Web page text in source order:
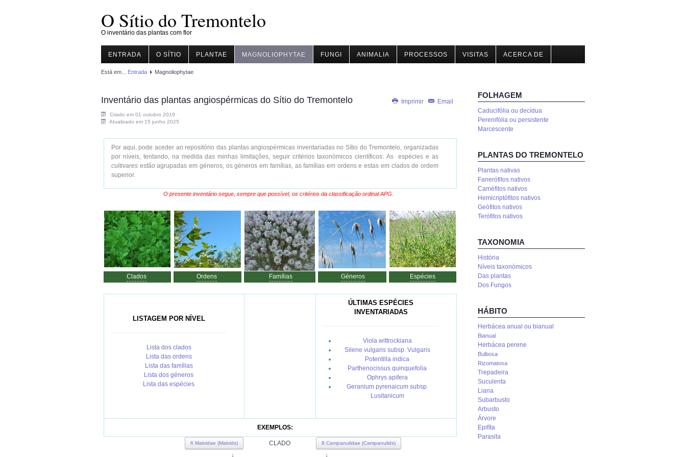
O Sítio do Tremontelo
O inventário das plantas com flor
ENTRADA O SÍTIO PLANTAE MAGNOLIOPHYTAE FUNGI ANIMALIA PROCESSOS VISITAS ACERCA DE
Está em... Entrada Magnoliophytae
Imprimir Email
Inventário das plantas angiospérmicas do Sítio do Tremontelo
Criado em 01 outubro 2019
Atualizado em 15 junho 2025
Por aqui, pode aceder ao repositório das plantas angiospérmicas inventariadas no Sítio do Tremontelo, organizadas
por níveis, tentando, na medida das minhas limitações, seguir critérios taxonómicos científicos: As espécies e as
cultivares estão agrupadas em géneros, os géneros em famílias, as famílias em ordens e estas em clados de ordem
superior.
O presente inventário segue, sempre que possível, os critérios da classificação ordinal APG
Clados Ordens Famílias Géneros Espécies
LISTAGEM POR NÍVEL
Lista dos clados
Lista das ordens
Lista das famílias
Lista dos géneros
Lista das espécies
ÚLTIMAS ESPÉCIES
INVENTARIADAS
Viola wittrockiana
Silene vulgaris subsp. Vulgaris
Potentilla indica
Parthenocissus quinquefolia
Ophrys apifera
Geranium pyrenaicum subsp.
Lusitanicum
EXEMPLOS:
6 Malvidae (Malvids) CLADO 8 Campanulidae (Campanulids)
↓ ↓
FOLHAGEM
Caducifólia ou decídua
Perenifólia ou persistente
Marcescente
PLANTAS DO TREMONTELO
Plantas nativas
Fanerófitos nativos
Caméfitos nativos
Hemicriptófitos nativos
Geófitos nativos
Terófitos nativos
TAXONOMIA
História
Níveis taxonómicos
Das plantas
Dos Fungos
HÁBITO
Herbácea anual ou bianual
Bianual
Herbácea perene
Bulbosa
Rizomatosa
Trepadeira
Suculenta
Liana
Subarbusto
Arbusto
Árvore
Epifíta
Parasita